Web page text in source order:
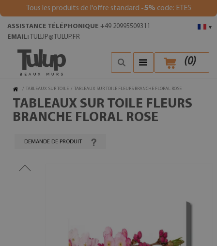
Tous les produits de l'offre standard -5% code: ETE5
▾
ASSISTANCE TÉLÉPHONIQUE +49 20995509311
EMAIL: TULUP@TULUP.FR
(0)
/ TABLEAUX SUR TOILE / TABLEAUX SUR TOILE FLEURS BRANCHE FLORAL ROSE
TABLEAUX SUR TOILE FLEURS
BRANCHE FLORAL ROSE
DEMANDE DE PRODUIT